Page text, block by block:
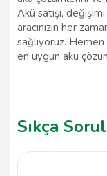
Akü satışı,
aracınızın her
sağlıyoruz.
en uygun akü
Sıkça